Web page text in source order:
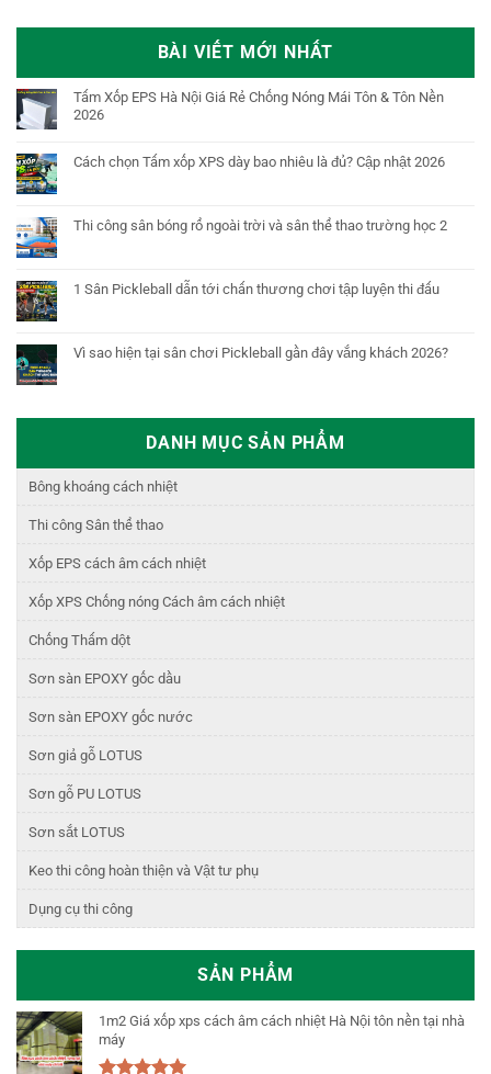
BÀI VIẾT MỚI NHẤT
Tấm Xốp EPS Hà Nội Giá Rẻ Chống Nóng Mái Tôn & Tôn Nền
2026
Cách chọn Tấm xốp XPS dày bao nhiêu là đủ? Cập nhật 2026
Thi công sân bóng rổ ngoài trời và sân thể thao trường học 2
1 Sân Pickleball dẫn tới chấn thương chơi tập luyện thi đấu
Vì sao hiện tại sân chơi Pickleball gần đây vắng khách 2026?
DANH MỤC SẢN PHẨM
Bông khoáng cách nhiệt
Thi công Sân thể thao
Xốp EPS cách âm cách nhiệt
Xốp XPS Chống nóng Cách âm cách nhiệt
Chống Thấm dột
Sơn sàn EPOXY gốc dầu
Sơn sàn EPOXY gốc nước
Sơn giả gỗ LOTUS
Sơn gỗ PU LOTUS
Sơn sắt LOTUS
Keo thi công hoàn thiện và Vật tư phụ
Dụng cụ thi công
SẢN PHẨM
1m2 Giá xốp xps cách âm cách nhiệt Hà Nội tôn nền tại nhà
máy